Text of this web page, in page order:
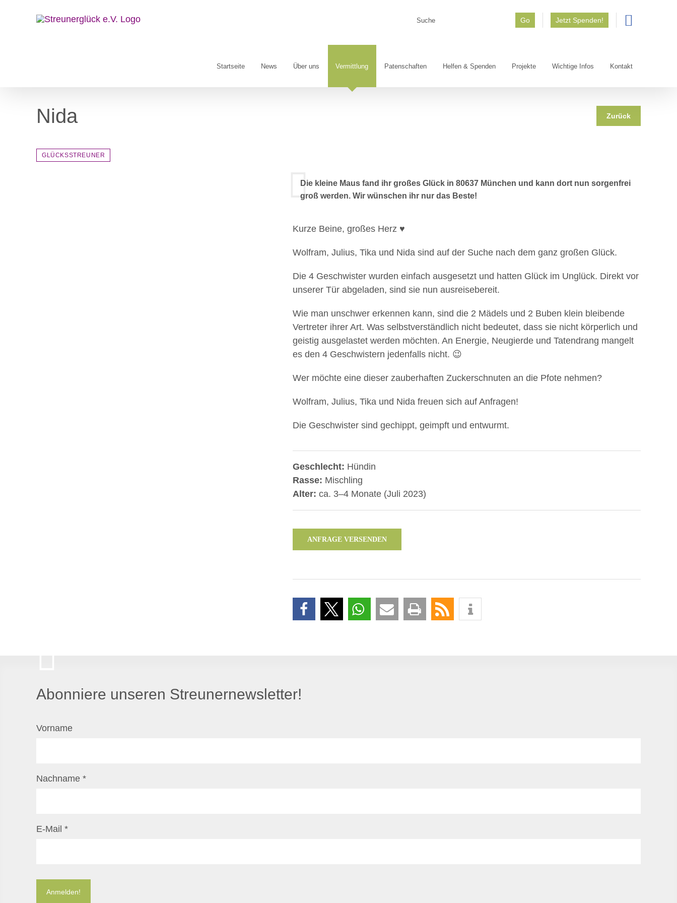
Go Jetzt Spenden!
Startseite News Über uns Vermittlung Patenschaften Helfen & Spenden Projekte Wichtige Infos Kontakt
Nida Zurück
GLÜCKSSTREUNER
Die kleine Maus fand ihr großes Glück in 80637 München und kann dort nun sorgenfrei
groß werden. Wir wünschen ihr nur das Beste!
Kurze Beine, großes Herz ♥️
Wolfram, Julius, Tika und Nida sind auf der Suche nach dem ganz großen Glück.
Die 4 Geschwister wurden einfach ausgesetzt und hatten Glück im Unglück. Direkt vor
unserer Tür abgeladen, sind sie nun ausreisebereit.
Wie man unschwer erkennen kann, sind die 2 Mädels und 2 Buben klein bleibende
Vertreter ihrer Art. Was selbstverständlich nicht bedeutet, dass sie nicht körperlich und
geistig ausgelastet werden möchten. An Energie, Neugierde und Tatendrang mangelt
es den 4 Geschwistern jedenfalls nicht. 😉
Wer möchte eine dieser zauberhaften Zuckerschnuten an die Pfote nehmen?
Wolfram, Julius, Tika und Nida freuen sich auf Anfragen!
Die Geschwister sind gechippt, geimpft und entwurmt.
Geschlecht: Hündin
Rasse: Mischling
Alter: ca. 3–4 Monate (Juli 2023)
ANFRAGE VERSENDEN
Abonniere unseren Streunernewsletter!
Vorname
Nachname *
E-Mail *